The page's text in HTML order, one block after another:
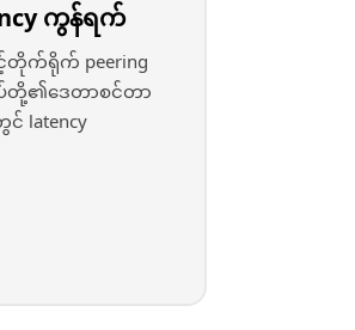
ကွန်ရက်
က်ရိုက် peering
ပ်တို့၏ဒေတာစင်တာ
latency